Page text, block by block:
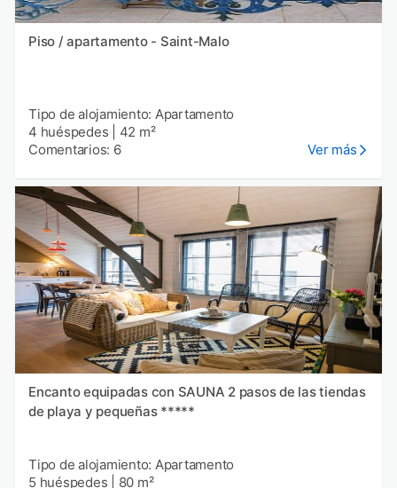
Piso / apartamento - Saint-Malo
Tipo de alojamiento: Apartamento
4 huéspedes
42 m²
Comentarios: 6
Ver más
Encanto equipadas con SAUNA 2 pasos de las tiendas
de playa y pequeñas *****
Tipo de alojamiento: Apartamento
5 huéspedes
80 m²